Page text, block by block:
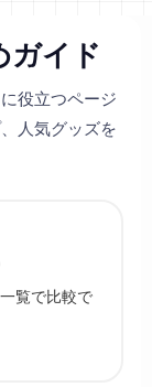
ガイド
役立つページ
人気グッズを
覧で比較で